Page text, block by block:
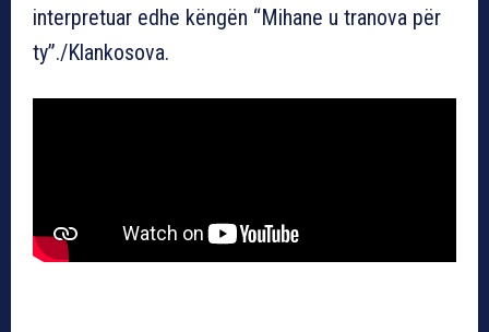
interpretuar edhe këngën “Mihane u tranova për
ty”./Klankosova.